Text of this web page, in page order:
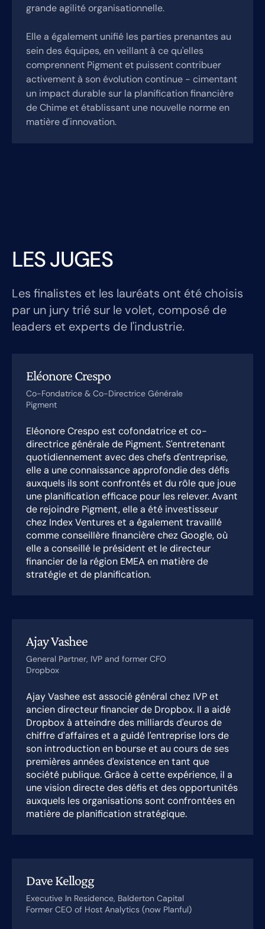
grande agilité organisationnelle.
Elle a également unifié les parties prenantes au
sein des équipes, en veillant à ce qu'elles
comprennent Pigment et puissent contribuer
activement à son évolution continue - cimentant
un impact durable sur la planification financière
de Chime et établissant une nouvelle norme en
matière d'innovation.
LES JUGES
Les finalistes et les lauréats ont été choisis
par un jury trié sur le volet, composé de
leaders et experts de l'industrie.
Eléonore Crespo
Co-Fondatrice & Co-Directrice Générale
Pigment
Eléonore Crespo est cofondatrice et co-
directrice générale de Pigment. S'entretenant
quotidiennement avec des chefs d'entreprise,
elle a une connaissance approfondie des défis
auxquels ils sont confrontés et du rôle que joue
une planification efficace pour les relever. Avant
de rejoindre Pigment, elle a été investisseur
chez Index Ventures et a également travaillé
comme conseillère financière chez Google, où
elle a conseillé le président et le directeur
financier de la région EMEA en matière de
stratégie et de planification.
Ajay Vashee
General Partner, IVP and former CFO
Dropbox
Ajay Vashee est associé général chez IVP et
ancien directeur financier de Dropbox. Il a aidé
Dropbox à atteindre des milliards d'euros de
chiffre d'affaires et a guidé l'entreprise lors de
son introduction en bourse et au cours de ses
premières années d'existence en tant que
société publique. Grâce à cette expérience, il a
une vision directe des défis et des opportunités
auxquels les organisations sont confrontées en
matière de planification stratégique.
Dave Kellogg
Executive In Residence, Balderton Capital
Former CEO of Host Analytics (now Planful)